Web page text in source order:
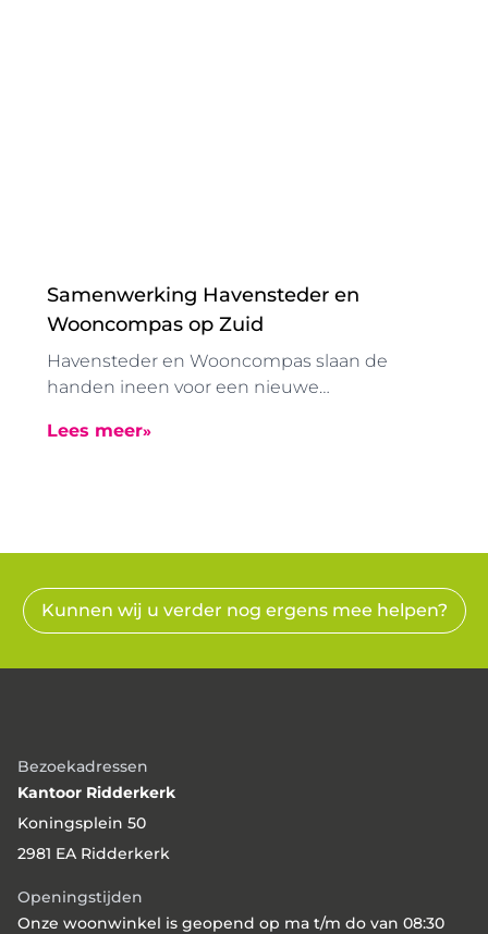
Samenwerking Havensteder en
Wooncompas op Zuid
Havensteder en Wooncompas slaan de
handen ineen voor een nieuwe
Voornaamste doel: het borgen van de
Wooncompas is een middelgrote corporatie
met woningen in Ridderkerk, Barendrecht,
Rotterdam. Wooncompas wil graag bijdragen
woningen van Havensteder wordt
Wooncompas ook actief op Rotterdam-Zuid,
in de wijken Lombardijen en Vreewijk. Op 9
juli 2026 ondertekenden bestuurders van
taakoverdracht.
Lees meer
Kunnen wij u verder nog ergens mee helpen?
Bezoekadressen
Kantoor Ridderkerk
Koningsplein 50
2981 EA Ridderkerk
Openingstijden
Onze woonwinkel is geopend op ma t/m do van 08:30